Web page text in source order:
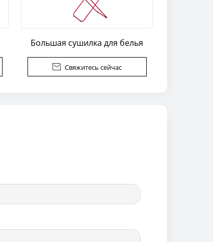
Большая сушилка для белья
 Свяжитесь сейчас